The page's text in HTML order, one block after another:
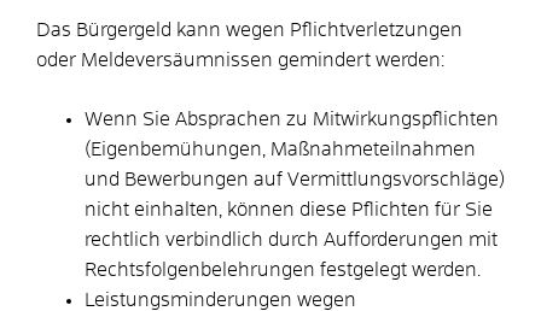
Das Bürgergeld kann wegen Pflichtverletzungen
oder Meldeversäumnissen gemindert werden:
Wenn Sie Absprachen zu Mitwirkungspflichten
(Eigenbemühungen, Maßnahmeteilnahmen
und Bewerbungen auf Vermittlungsvorschläge)
nicht einhalten, können diese Pflichten für Sie
rechtlich verbindlich durch Aufforderungen mit
Rechtsfolgenbelehrungen festgelegt werden.
Leistungsminderungen wegen